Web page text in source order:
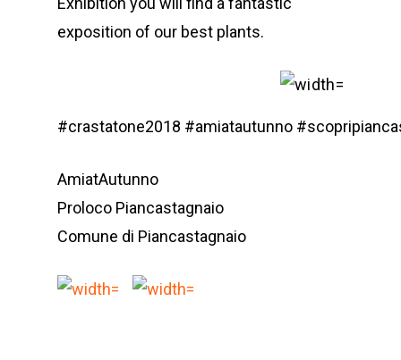
exposition of our best plants.
#crastatone2018 #amiatautunno #
AmiatAutunno
Proloco Piancastagnaio
Comune di Piancastagnaio